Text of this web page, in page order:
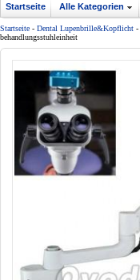
Startseite Alle Kategorien
Startseite - Dental Lupenbrille&Kopflicht -
behandlungsstuhleinheit